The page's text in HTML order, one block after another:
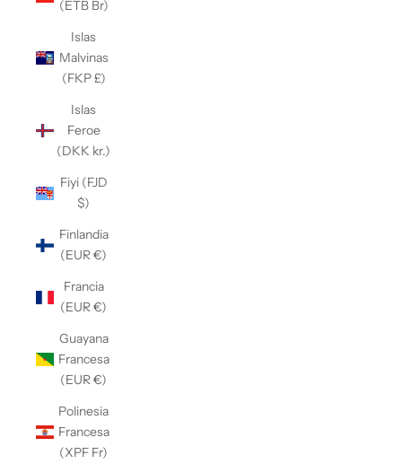
(ETB Br)
Islas
Malvinas
(FKP £)
Islas
Feroe
(DKK kr.)
Fiyi (FJD
$)
Finlandia
(EUR €)
Francia
(EUR €)
Guayana
Francesa
(EUR €)
Polinesia
Francesa
(XPF Fr)